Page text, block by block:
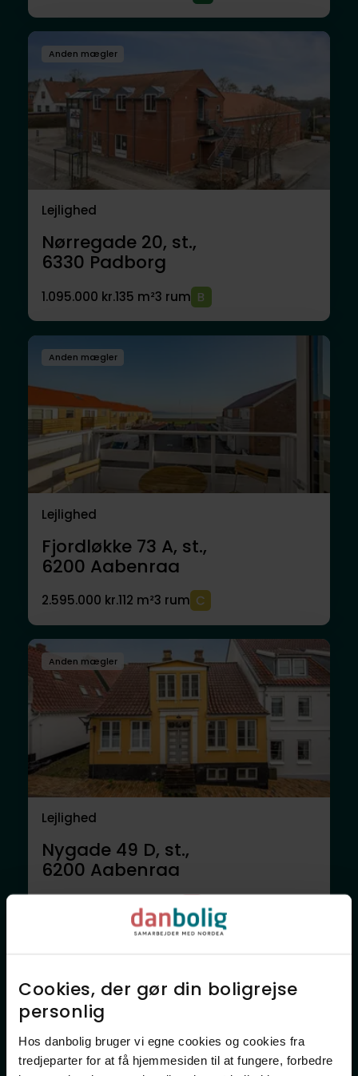
Cookies, der gør din boligrejse
personlig​
Hos danbolig bruger vi egne cookies og cookies fra
tredjeparter for at få hjemmesiden til at fungere, forbedre
Anden mægler
Lejlighed
Nørregade 20, st.,
6330 Padborg
1.095.000 kr.135 m²3 rum
Anden mægler
Lejlighed
Fjordløkke 73 A, st.,
6200 Aabenraa
2.595.000 kr.112 m²3 rum
Anden mægler
Lejlighed
Nygade 49 D, st.,
6200 Aabenraa
70 m² 2 rum